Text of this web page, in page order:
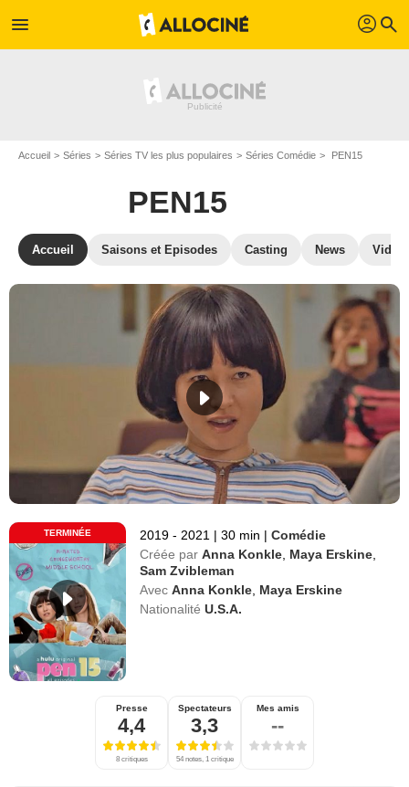
menu profil search
Accueil Séries Séries TV les plus populaires Séries Comédie PEN15
PEN15
Accueil Saisons et Episodes Casting News
TERMINÉE 2019 - 2021 | 30 min | Comédie
Créée par Anna Konkle Maya Erskine
Sam Zvibleman
Avec Anna Konkle Maya Erskine
Nationalité U.S.A.
Presse
4,4
8 critiques
Spectateurs
3,3
54 notes, 1 critique
Mes amis
--